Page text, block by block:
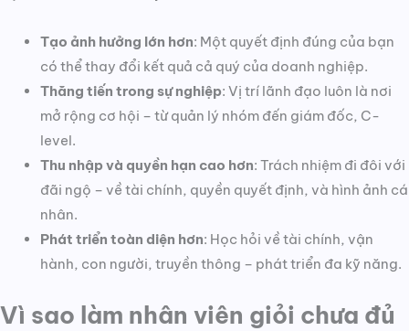
Tạo ảnh hưởng lớn hơn: Một quyết định đúng của bạn
có thể thay đổi kết quả cả quý của doanh nghiệp.
Thăng tiến trong sự nghiệp: Vị trí lãnh đạo luôn là nơi
mở rộng cơ hội – từ quản lý nhóm đến giám đốc, C-
level.
Thu nhập và quyền hạn cao hơn: Trách nhiệm đi đôi với
đãi ngộ – về tài chính, quyền quyết định, và hình ảnh cá
nhân.
Phát triển toàn diện hơn: Học hỏi về tài chính, vận
hành, con người, truyền thông – phát triển đa kỹ năng.
Vì sao làm nhân viên giỏi chưa đủ